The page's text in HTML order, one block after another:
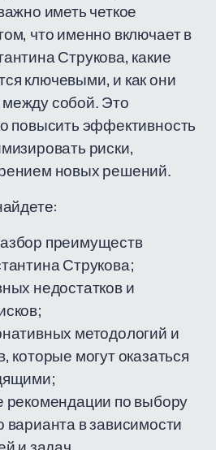
иметь четкое
что именно включает в
Струкова, какие
ключевыми, и как они
собой. Это
повысить эффективность
риски,
новых решений.
преимуществ
Струкова;
недостатков и
методологий и
которые могут оказаться
рекомендации по выбору
варианта в зависимости